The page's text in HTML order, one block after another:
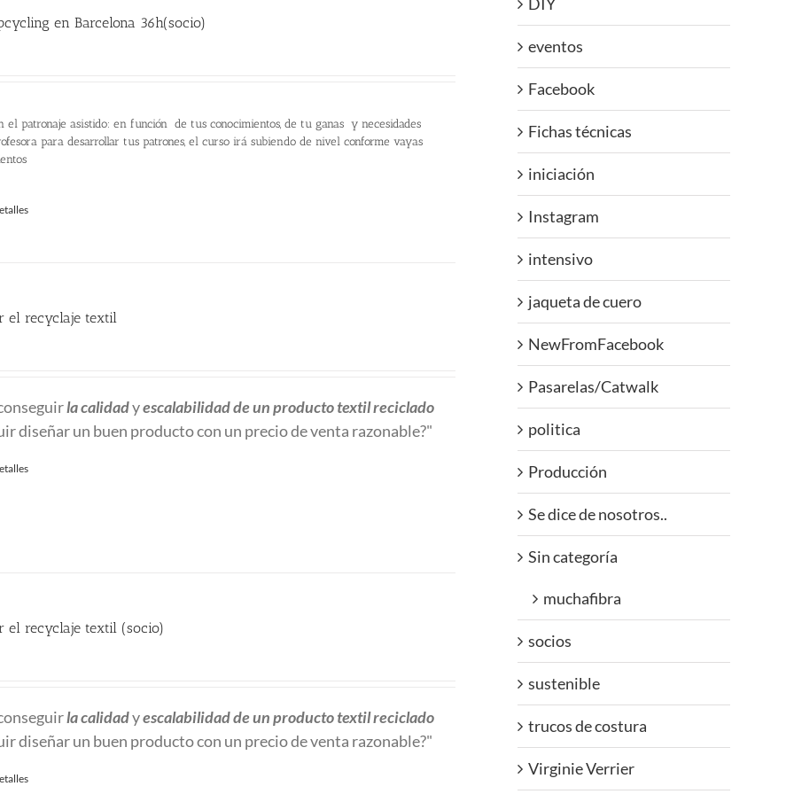
en Barcelona 36h(socio)
€.
el patronaje asistido: en función de tus conocimientos, de tu ganas y necesidades
para desarrollar tus patrones, el curso irá subiendo de nivel conforme vayas
el recyclaje textil
la calidadyescalabilidadde un producto textil reciclado
diseñar un buen producto con un precio de venta razonable?"
el recyclaje textil (socio)
la calidadyescalabilidadde un producto textil reciclado
diseñar un buen producto con un precio de venta razonable?"
eventos
Facebook
Fichas técnicas
iniciación
Instagram
intensivo
jaqueta de cuero
NewFromFacebook
Pasarelas/Catwalk
politica
Producción
Se dice de nosotros..
Sin categoría
muchafibra
socios
sustenible
trucos de costura
Virginie Verrier